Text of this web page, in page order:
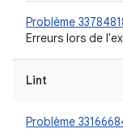
Problème
Erreurs lors de
Lint
Problème